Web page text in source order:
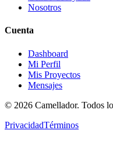
Nosotros
Cuenta
Dashboard
Mi Perfil
Mis Proyectos
Mensajes
© 2026 Camellador. Todos
PrivacidadTérminos